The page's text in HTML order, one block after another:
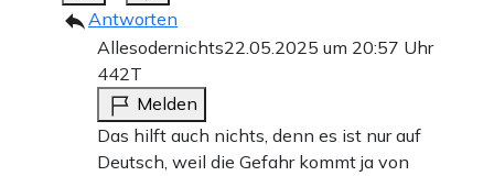
Antworten
Allesodernichts22.05.2025 um 20:57 Uhr
442T
Melden
Das hilft auch nichts, denn es ist nur auf
Deutsch, weil die Gefahr kommt ja von